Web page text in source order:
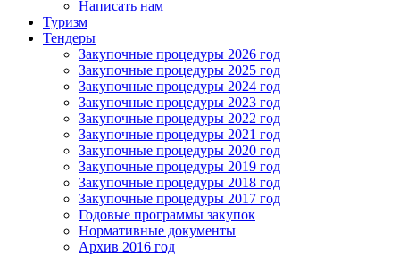
Написать нам
Туризм
Тендеры
Закупочные процедуры 2026 год
Закупочные процедуры 2025 год
Закупочные процедуры 2024 год
Закупочные процедуры 2023 год
Закупочные процедуры 2022 год
Закупочные процедуры 2021 год
Закупочные процедуры 2020 год
Закупочные процедуры 2019 год
Закупочные процедуры 2018 год
Закупочные процедуры 2017 год
Годовые программы закупок
Нормативные документы
Архив 2016 год